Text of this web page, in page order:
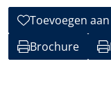
Toevoegen
Brochure